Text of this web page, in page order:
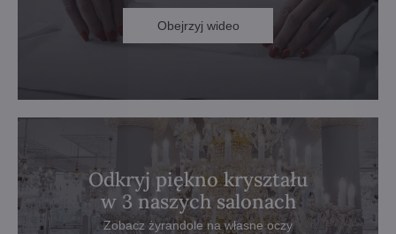
Obejrzyj wideo
Odkryj piękno kryształu
w 3 naszych salonach
Zobacz żyrandole na własne oczy